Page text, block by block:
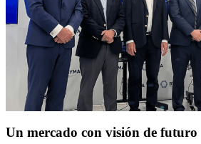
Un mercado con visión de futuro